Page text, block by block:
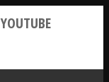
YOUTUBE